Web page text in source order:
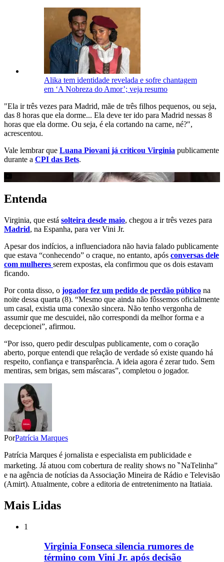
Alika tem identidade revelada e sofre chantagem
em ‘A Nobreza do Amor’; veja resumo
"Ela ir três vezes para Madrid, mãe de três filhos pequenos, ou seja,
das 8 horas que ela dorme... Ela deve ter ido para Madrid nessas 8
horas que ela dorme. Ou seja, é ela cortando na carne, né?",
acrescentou.
Vale lembrar que Luana Piovani já criticou Virginia publicamente
durante a CPI das Bets.
Entenda
Virginia, que está solteira desde maio, chegou a ir três vezes para
Madrid, na Espanha, para ver Vini Jr.
Apesar dos indícios, a influenciadora não havia falado publicamente
que estava “conhecendo” o craque, no entanto, após conversas dele
com mulheres serem expostas, ela confirmou que os dois estavam
ficando.
Por conta disso, o jogador fez um pedido de perdão público na
noite dessa quarta (8). “Mesmo que ainda não fôssemos oficialmente
um casal, existia uma conexão sincera. Não tenho vergonha de
assumir que me descuidei, não correspondi da melhor forma e a
decepcionei”, afirmou.
“Por isso, quero pedir desculpas publicamente, com o coração
aberto, porque entendi que relação de verdade só existe quando há
respeito, confiança e transparência. A ideia agora é zerar tudo. Sem
mentiras, sem brigas, sem máscaras”, completou o jogador.
PorPatrícia Marques
Patrícia Marques é jornalista e especialista em publicidade e
marketing. Já atuou com cobertura de reality shows no ‶NaTelinha”
e na agência de notícias da Associação Mineira de Rádio e Televisão
(Amirt). Atualmente, cobre a editoria de entretenimento na Itatiaia.
Mais Lidas
1
Virginia Fonseca silencia rumores de
término com Vini Jr. após decisão